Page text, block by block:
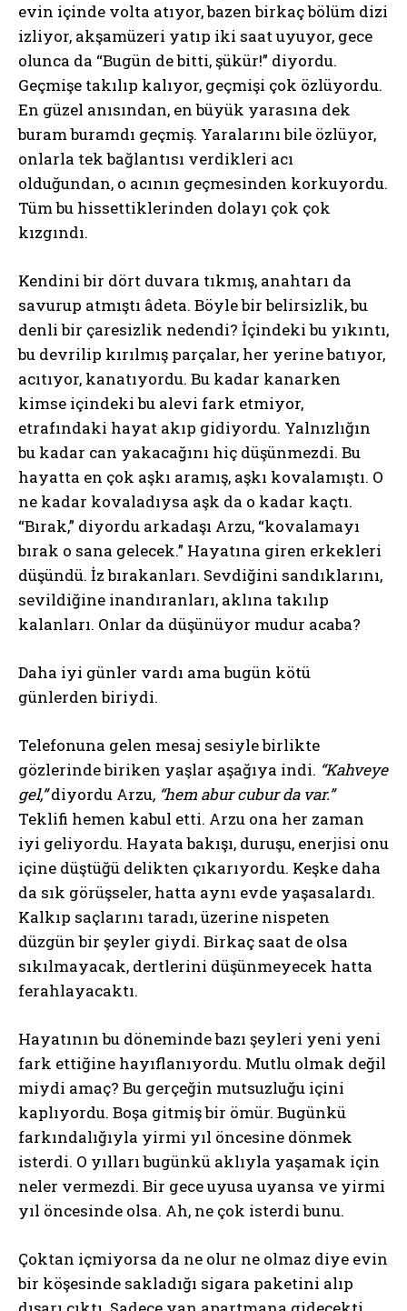
evin içinde volta atıyor, bazen birkaç bölüm dizi
izliyor, akşamüzeri yatıp iki saat uyuyor, gece
olunca da “Bugün de bitti, şükür!” diyordu.
Geçmişe takılıp kalıyor, geçmişi çok özlüyordu.
En güzel anısından, en büyük yarasına dek
buram buramdı geçmiş. Yaralarını bile özlüyor,
onlarla tek bağlantısı verdikleri acı
olduğundan, o acının geçmesinden korkuyordu.
Tüm bu hissettiklerinden dolayı çok çok
kızgındı.
Kendini bir dört duvara tıkmış, anahtarı da
savurup atmıştı âdeta. Böyle bir belirsizlik, bu
denli bir çaresizlik nedendi? İçindeki bu yıkıntı,
bu devrilip kırılmış parçalar, her yerine batıyor,
acıtıyor, kanatıyordu. Bu kadar kanarken
kimse içindeki bu alevi fark etmiyor,
etrafındaki hayat akıp gidiyordu. Yalnızlığın
bu kadar can yakacağını hiç düşünmezdi. Bu
hayatta en çok aşkı aramış, aşkı kovalamıştı. O
ne kadar kovaladıysa aşk da o kadar kaçtı.
“Bırak,” diyordu arkadaşı Arzu, “kovalamayı
bırak o sana gelecek.” Hayatına giren erkekleri
düşündü. İz bırakanları. Sevdiğini sandıklarını,
sevildiğine inandıranları, aklına takılıp
kalanları. Onlar da düşünüyor mudur acaba?
Daha iyi günler vardı ama bugün kötü
günlerden biriydi.
Telefonuna gelen mesaj sesiyle birlikte
gözlerinde biriken yaşlar aşağıya indi. “Kahveye
gel,”diyordu Arzu, “hem abur cubur da var.”
Teklifi hemen kabul etti. Arzu ona her zaman
iyi geliyordu. Hayata bakışı, duruşu, enerjisi onu
içine düştüğü delikten çıkarıyordu. Keşke daha
da sık görüşseler, hatta aynı evde yaşasalardı.
Kalkıp saçlarını taradı, üzerine nispeten
düzgün bir şeyler giydi. Birkaç saat de olsa
sıkılmayacak, dertlerini düşünmeyecek hatta
ferahlayacaktı.
Hayatının bu döneminde bazı şeyleri yeni yeni
fark ettiğine hayıflanıyordu. Mutlu olmak değil
miydi amaç? Bu gerçeğin mutsuzluğu içini
kaplıyordu. Boşa gitmiş bir ömür. Bugünkü
farkındalığıyla yirmi yıl öncesine dönmek
isterdi. O yılları bugünkü aklıyla yaşamak için
neler vermezdi. Bir gece uyusa uyansa ve yirmi
yıl öncesinde olsa. Ah, ne çok isterdi bunu.
Çoktan içmiyorsa da ne olur ne olmaz diye evin
bir köşesinde sakladığı sigara paketini alıp